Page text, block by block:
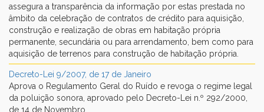
assegura a transparência da informação por estas prestada no
âmbito da celebração de contratos de crédito para aquisição,
construção e realização de obras em habitação própria
permanente, secundária ou para arrendamento, bem como para
aquisição de terrenos para construção de habitação própria.
Decreto-Lei 9/2007, de 17 de Janeiro
Aprova o Regulamento Geral do Ruído e revoga o regime legal
da poluição sonora, aprovado pelo Decreto-Lei n.º 292/2000,
de 14 de Novembro